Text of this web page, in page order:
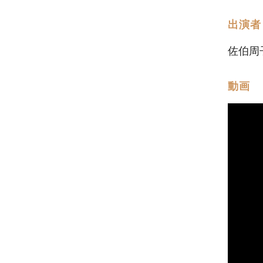
出演者
佐伯周
動画